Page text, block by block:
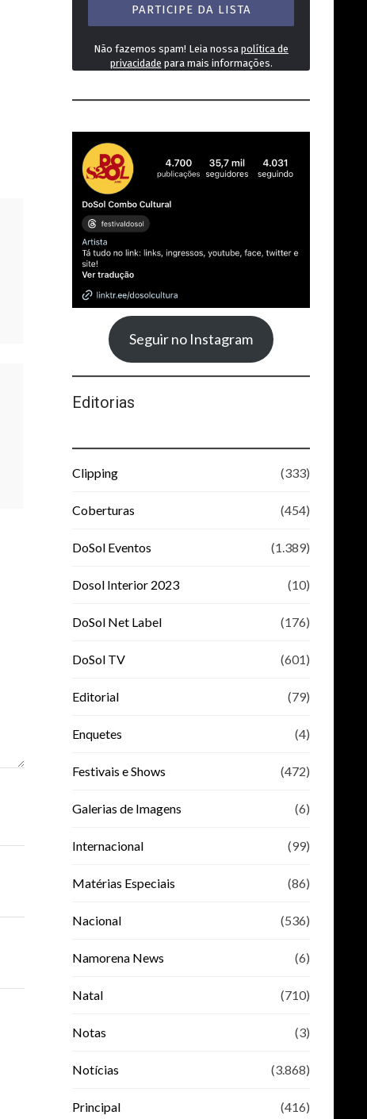
Não fazemos spam! Leia nossa política de
privacidade para mais informações.
Seguir no Instagram
Editorias
Clipping (333)
Coberturas (454)
DoSol Eventos (1.389)
Dosol Interior 2023 (10)
DoSol Net Label (176)
DoSol TV (601)
Editorial (79)
Enquetes (4)
Festivais e Shows (472)
Galerias de Imagens (6)
Internacional (99)
Matérias Especiais (86)
Nacional (536)
Namorena News (6)
Natal (710)
Notas (3)
Notícias (3.868)
Principal (416)